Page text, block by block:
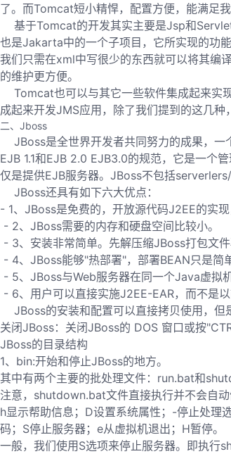
了。而Tomcat短小精悍，配置方便，能满足
基于Tomcat的开发其实主要是Jsp和
也是Jakarta中的一个子项目，它所实现的功
我们只需在xml中写很少的东西就可以将其编
的维护更方便。
Tomcat也可以与其它一些软件集成起来实
成起来开发JMS应用，除了我们提到的这几种
二、Jboss
JBoss是全世界开发者共同努力的成果，一
EJB 1.1和EJB 2.0 EJB3.0的规范，它是一个
仅是提供EJB服务器。JBoss不包括
JBoss还具有如下六大优点：
- 1、JBoss是免费的，开放源代码J2EE的实现
- 2、JBoss需要的内存和硬盘空间比较小。
- 3、安装非常简单。先解压缩JBoss打包文
- 4、JBoss能够"热部署"，部署BEAN只是简
- 5、JBoss与Web服务器在同一个Java虚拟
- 6、用户可以直接实施J2EE-EAR，而不是
JBoss的安装和配置可以直接拷贝使用，但
关闭JBoss：关闭JBoss的 DOS 窗口或按
JBoss的目录结构
1、bin:开始和停止JBoss的地方。
其中有两个主要的批处理文件：run.bat和
注意，shutdown.bat文件直接执行并不会自
h显示帮助信息；D设置系统属性；-停止处理
码；S停止服务器；e从虚拟机退出；H暂停。
一般，我们使用S选项来停止服务器。即执行